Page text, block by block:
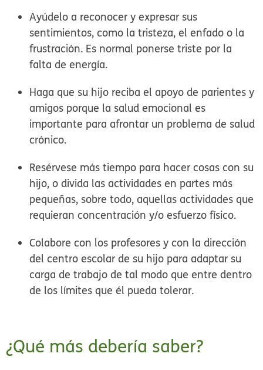
Ayúdelo a reconocer y expresar sus
sentimientos, como la tristeza, el enfado o la
frustración. Es normal ponerse triste por la
falta de energía.
Haga que su hijo reciba el apoyo de parientes y
amigos porque la salud emocional es
importante para afrontar un problema de salud
crónico.
Resérvese más tiempo para hacer cosas con su
hijo, o divida las actividades en partes más
pequeñas, sobre todo, aquellas actividades que
requieran concentración y/o esfuerzo físico.
Colabore con los profesores y con la dirección
del centro escolar de su hijo para adaptar su
carga de trabajo de tal modo que entre dentro
de los límites que él pueda tolerar.
¿Qué más debería saber?